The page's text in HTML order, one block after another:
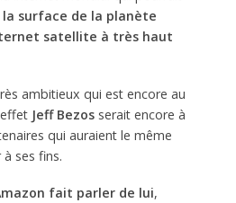
surface de la planète
satellite à très haut
ambitieux qui est encore au
Jeff Bezosserait encore à
qui auraient le même
ses fins.
fait parler de lui,